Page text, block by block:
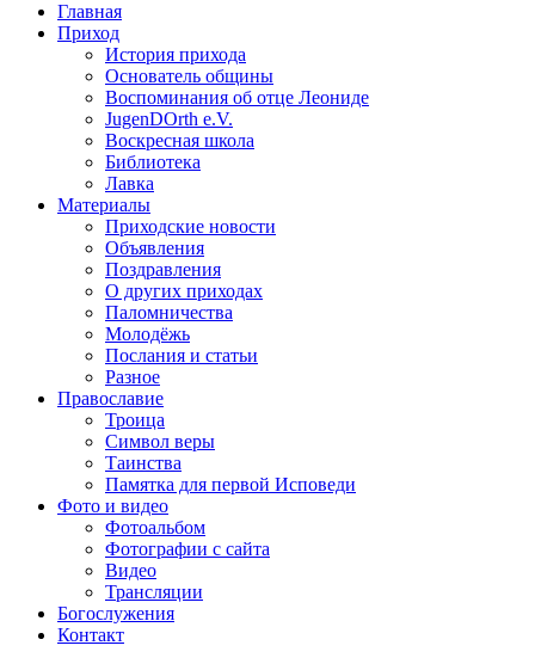
Главная
Приход
История прихода
Основатель общины
Воспоминания об отце Леониде
JugenDOrth e.V.
Воскресная школа
Библиотека
Лавка
Материалы
Приходские новости
Объявления
Поздравления
О других приходах
Паломничества
Молодёжь
Послания и статьи
Разное
Православие
Троица
Символ веры
Таинства
Памятка для первой Исповеди
Фото и видео
Фотоальбом
Фотографии с сайта
Видео
Трансляции
Богослужения
Контакт